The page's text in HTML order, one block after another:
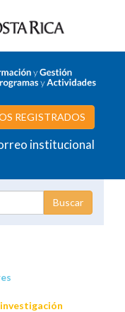
REGISTRADOS
institucional